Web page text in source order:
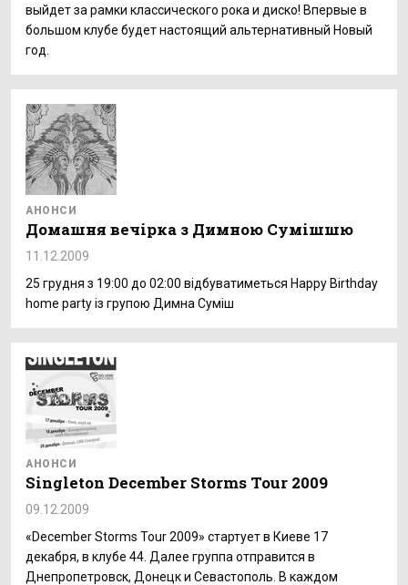
выйдет за рамки классического рока и диско! Впервые в
большом клубе будет настоящий альтернативный Новый
год.
АНОНСИ
Домашня вечірка з Димною Сумішшю
11.12.2009
25 грудня з 19:00 до 02:00 відбуватиметься Happy Birthday
home party із групою Димна Суміш
АНОНСИ
Singleton December Storms Tour 2009
09.12.2009
«December Storms Tour 2009» стартует в Киеве 17
декабря, в клубе 44. Далее группа отправится в
Днепропетровск, Донецк и Севастополь. В каждом